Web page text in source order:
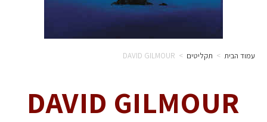
עמוד הבית > תקליטים >
DAVID GILMOUR
DAVID GILMOUR